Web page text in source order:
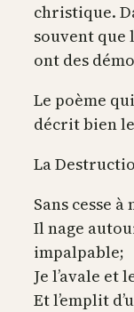
christique.
souvent que
ont des
Le poème
décrit bien
La
Sans cesse à
Il nage
impalpable;
Je l’avale et
Et l’emplit